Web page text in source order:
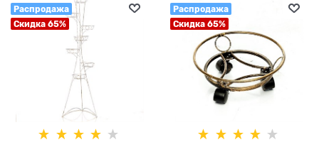
Распродажа
Скидка 65%
Распродажа
Скидка 65%